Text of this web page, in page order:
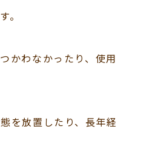
。
かわなかったり、使用
を放置したり、長年経